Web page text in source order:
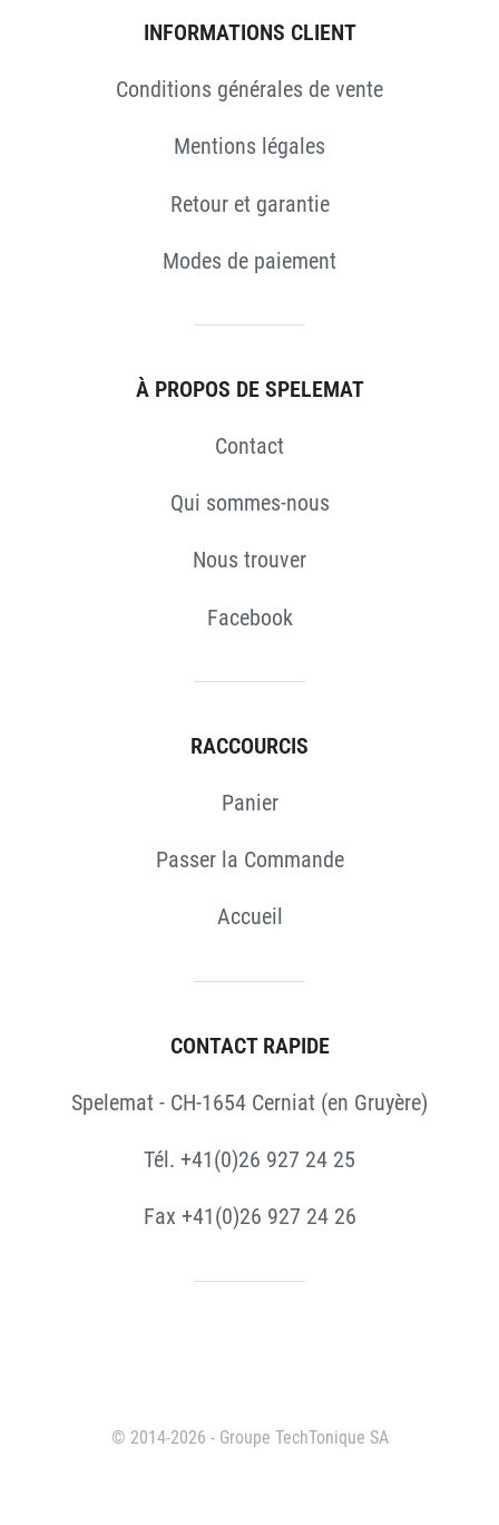
INFORMATIONS CLIENT
Conditions générales de vente
Mentions légales
Retour et garantie
Modes de paiement
À PROPOS DE SPELEMAT
Contact
Qui sommes-nous
Nous trouver
Facebook
RACCOURCIS
Panier
Passer la Commande
Accueil
CONTACT RAPIDE
Spelemat - CH-1654 Cerniat (en Gruyère)
Tél. +41(0)26 927 24 25
Fax +41(0)26 927 24 26
© 2014-2026 - Groupe TechTonique SA